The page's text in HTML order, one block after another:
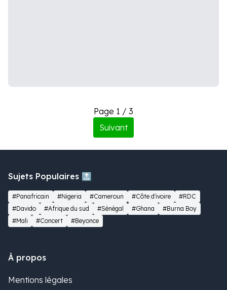
Page 1 / 3
Suivant
Sujets Populaires 🔝
#Panafricain #Nigeria #Cameroun #Côte d'ivoire
#RDC
#Davido
#Afrique du sud #Sénégal #Ghana
#Burna Boy
#Mali
#Concert #Beyonce
À propos
Mentions légales